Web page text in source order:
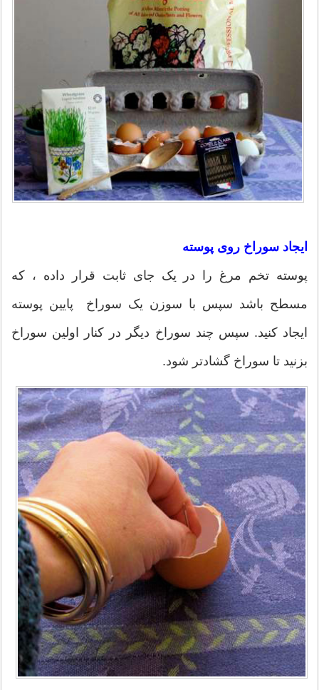
ایجاد سوراخ روی پوسته
پوسته تخم مرغ را در یک جای ثابت قرار داده ، که
مسطح باشد سپس با سوزن یک سوراخ پایین پوسته
ایجاد کنید. سپس چند سوراخ دیگر در کنار اولین سوراخ
بزنید تا سوراخ گشادتر شود.